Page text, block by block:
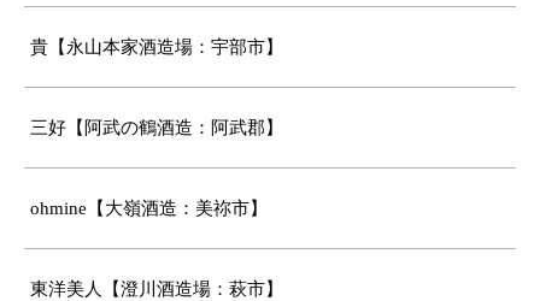
貴【永山本家酒造場：宇部市】
三好【阿武の鶴酒造：阿武郡】
ohmine【大嶺酒造：美祢市】
東洋美人【澄川酒造場：萩市】